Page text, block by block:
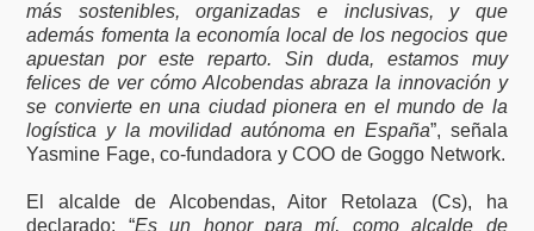
más sostenibles, organizadas e inclusivas, y que
además fomenta la economía local de los negocios que
apuestan por este reparto. Sin duda, estamos muy
felices de ver cómo Alcobendas abraza la innovación y
se convierte en una ciudad pionera en el mundo de la
logística y la movilidad autónoma en España”, señala
Yasmine Fage, co-fundadora y COO de Goggo Network.
El alcalde de Alcobendas, Aitor Retolaza (Cs), ha
declarado: “Es un honor para mí, como alcalde de